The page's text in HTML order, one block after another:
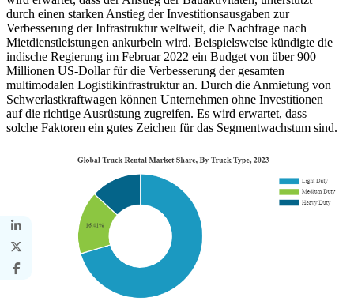
durch einen starken Anstieg der Investitionsausgaben zur
Verbesserung der Infrastruktur weltweit, die Nachfrage nach
Mietdienstleistungen ankurbeln wird. Beispielsweise kündigte die
indische Regierung im Februar 2022 ein Budget von über 900
Millionen US-Dollar für die Verbesserung der gesamten
multimodalen Logistikinfrastruktur an. Durch die Anmietung von
Schwerlastkraftwagen können Unternehmen ohne Investitionen
auf die richtige Ausrüstung zugreifen. Es wird erwartet, dass
solche Faktoren ein gutes Zeichen für das Segmentwachstum sind.